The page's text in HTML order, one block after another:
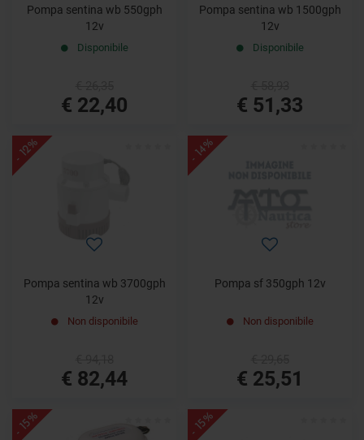
Pompa sentina wb 550gph
12v
Disponibile
€ 22,40
Pompa sentina wb 1500gph
12v
Disponibile
€ 51,33
- 12%
Pompa sentina wb 3700gph
12v
Non disponibile
€ 82,44
- 14%
Pompa sf 350gph 12v
Non disponibile
€ 25,51
- 15% - 15%